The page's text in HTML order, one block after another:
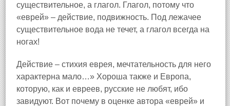
существительное, а глагол. Глагол, потому что
«еврей» – действие, подвижность. Под лежачее
существительное вода не течет, а глагол всегда на
ногах!
Действие – стихия еврея, мечтательность для него
характерна мало…» Хороша также и Европа,
которую, как и евреев, русские не любят, ибо
завидуют. Вот почему в оценке автора «еврей» и